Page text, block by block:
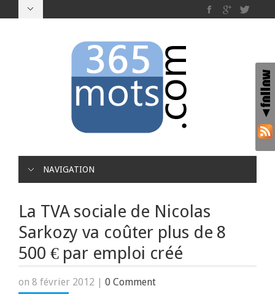
NAVIGATION
La TVA sociale de Nicolas
Sarkozy va coûter plus de 8
500 € par emploi créé
on 8 février 2012 | 0 Comment